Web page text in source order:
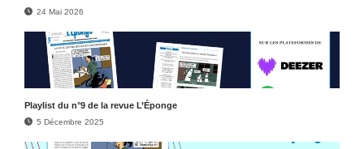
24 Mai 2026
Play­list du n°9 de la revue L’Éponge
5 Décembre 2025